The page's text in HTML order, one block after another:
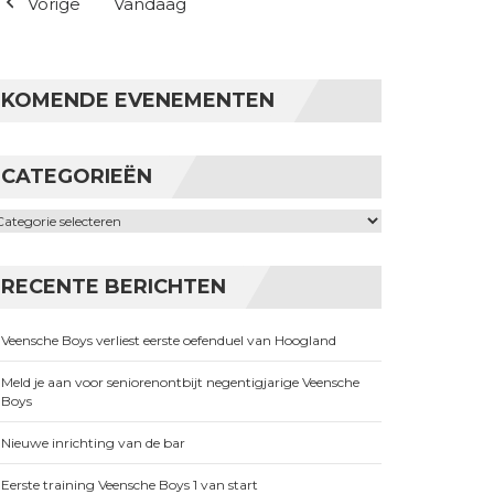
KOMENDE EVENEMENTEN
CATEGORIEËN
RECENTE BERICHTEN
Veensche Boys verliest eerste oefenduel van Hoogland
Meld je aan voor seniorenontbijt negentigjarige Veensche
Boys
Nieuwe inrichting van de bar
Eerste training Veensche Boys 1 van start